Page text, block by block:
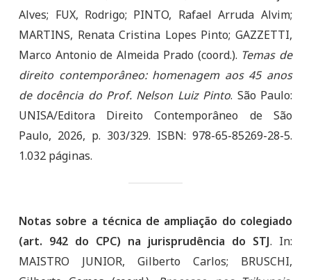
Alves; FUX, Rodrigo; PINTO, Rafael Arruda Alvim;
MARTINS, Renata Cristina Lopes Pinto; GAZZETTI,
Marco Antonio de Almeida Prado (coord.). Temas de
direito contemporâneo: homenagem aos 45 anos
de docência do Prof. Nelson Luiz Pinto. São Paulo:
UNISA/Editora Direito Contemporâneo de São
Paulo, 2026, p. 303/329. ISBN: 978-65-85269-28-5.
1.032 páginas.
Notas sobre a técnica de ampliação do colegiado
(art. 942 do CPC) na jurisprudência do STJ. In:
MAISTRO JUNIOR, Gilberto Carlos; BRUSCHI,